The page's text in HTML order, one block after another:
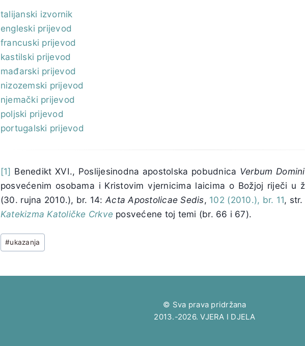
talijanski izvornik
engleski prijevod
francuski prijevod
kastilski prijevod
mađarski prijevod
nizozemski prijevod
njemački prijevod
poljski prijevod
portugalski prijevod
[1] Benedikt XVI., Poslijesinodna apostolska pobudnica Verbum Domini
posvećenim osobama i Kristovim vjernicima laicima o Božjoj riječi u
(30. rujna 2010.), br. 14:Acta Apostolicae Sedis, 102 (2010.), br. 11,
Katekizma Katoličke Crkve posvećene toj temi (br. 66 i 67).
Post
Tags:
#ukazanja
© Sva prava pridržana
2013.-2026. VJERA I DJELA